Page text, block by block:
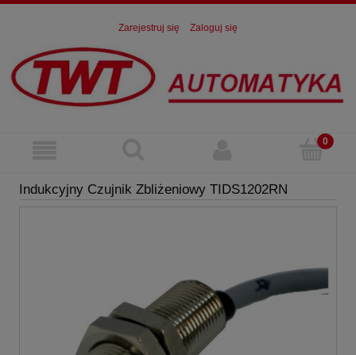
Zarejestruj się Zaloguj się
Indukcyjny Czujnik Zbliżeniowy TIDS1202RN